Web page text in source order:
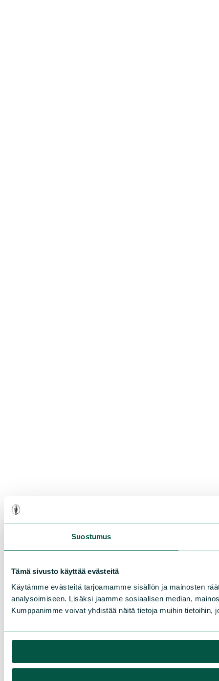
Suostumus
Tämä sivusto käyttää evästeitä
Käytämme evästeitä tarjoamamme sisällön ja mainosten
analysoimiseen. Lisäksi jaamme sosiaalisen median,
Kumppanimme voivat yhdistää näitä tietoja muihin tietoihin,